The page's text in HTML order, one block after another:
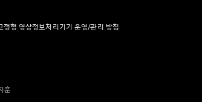
정형 영상정보처리기기 운영/관리 방침
훈